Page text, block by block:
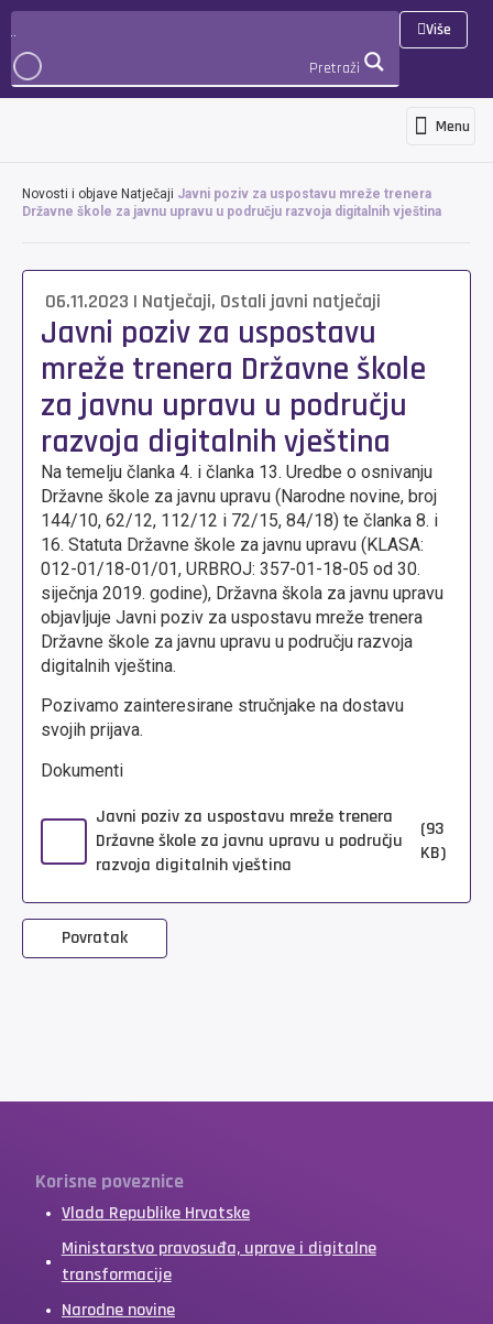
Pretraži
Više
Menu
Novosti i objave Natječaji Javni poziv za uspostavu mreže trenera
Državne škole za javnu upravu u području razvoja digitalnih vještina
06.11.2023 | Natječaji, Ostali javni natječaji
Javni poziv za uspostavu
mreže trenera Državne škole
za javnu upravu u području
razvoja digitalnih vještina
Na temelju članka 4. i članka 13. Uredbe o osnivanju
Državne škole za javnu upravu (Narodne novine, broj
144/10, 62/12, 112/12 i 72/15, 84/18) te članka 8. i
16. Statuta Državne škole za javnu upravu (KLASA:
012-01/18-01/01, URBROJ: 357-01-18-05 od 30.
siječnja 2019. godine), Državna škola za javnu upravu
objavljuje Javni poziv za uspostavu mreže trenera
Državne škole za javnu upravu u području razvoja
digitalnih vještina.
Pozivamo zainteresirane stručnjake na dostavu
svojih prijava.
Dokumenti
Javni poziv za uspostavu mreže trenera
Državne škole za javnu upravu u području
razvoja digitalnih vještina
(93
KB)
Povratak
Korisne poveznice
Vlada Republike Hrvatske
Ministarstvo pravosuđa, uprave i digitalne
transformacije
Narodne novine